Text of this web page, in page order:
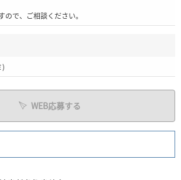
で、ご相談ください。
)
WEB応募する